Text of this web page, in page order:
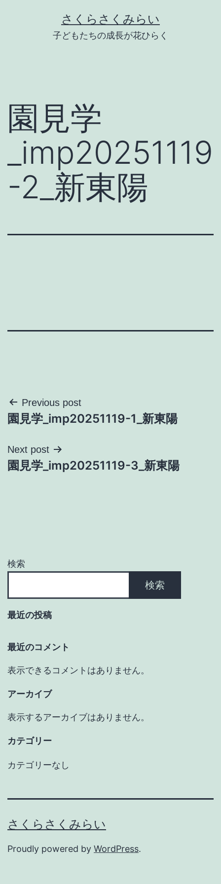
さくらさくみらい
子どもたちの成長が花ひらく
園見学
_imp20251119
-2_新東陽
投
稿
ナ
ビ
ョ
Previous post
園見学_imp20251119-1_新東陽
Next post
園見学_imp20251119-3_新東陽
検索
検索
最近の投稿
最近のコメント
表示できるコメントはありません。
アーカイブ
表示するアーカイブはありません。
カテゴリー
カテゴリーなし
さくらさくみらい
Proudly powered by WordPress.